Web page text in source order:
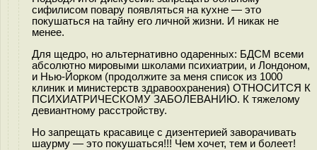
сифилисом повару появляться на кухне — это
покушаться на тайну его личной жизни. И никак не
менее.
Для щедро, но альтернативно одаренных: БДСМ всеми
абсолютно мировыми школами психиатрии, и Лондоном,
и Нью-Йорком (продолжите за меня список из 1000
клиник и министерств здравоохранения) ОТНОСИТСЯ К
ПСИХИАТРИЧЕСКОМУ ЗАБОЛЕВАНИЮ. К тяжелому
девиантному расстройству.
Но запрещать красавице с дизентерией заворачивать
шаурму — это покушаться!!! Чем хочет, тем и болеет!